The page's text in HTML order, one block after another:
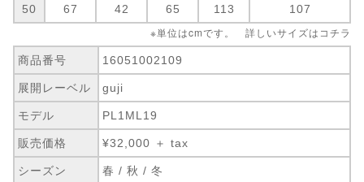
50 67 42 65 113 107
※単位はcmです。 詳しいサイズは コチラ
商品番号 16051002109
展開レーベル guji
モデル PL1ML19
販売価格 ¥32,000 ＋ tax
シーズン 春 / 秋 / 冬